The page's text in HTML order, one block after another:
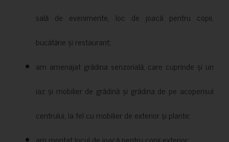
sală de evenimente, loc de joacă pentru copii,
bucătărie și restaurant;
am amenajat grădina senzorială, care cuprinde și un
iaz și mobilier de grădină și grădina de pe acoperisul
centrului, la fel cu mobilier de exterior și plante;